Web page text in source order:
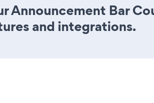
Announcement Bar
and integrations.